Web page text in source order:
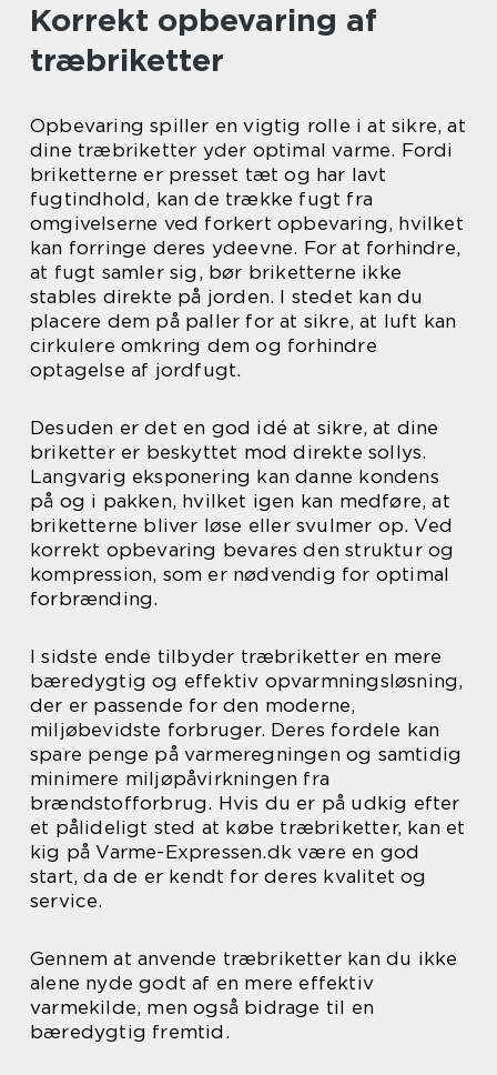
Korrekt opbevaring af
træbriketter
Opbevaring spiller en vigtig rolle i at sikre, at
dine træbriketter yder optimal varme. Fordi
briketterne er presset tæt og har lavt
fugtindhold, kan de trække fugt fra
omgivelserne ved forkert opbevaring, hvilket
kan forringe deres ydeevne. For at forhindre,
at fugt samler sig, bør briketterne ikke
stables direkte på jorden. I stedet kan du
placere dem på paller for at sikre, at luft kan
cirkulere omkring dem og forhindre
optagelse af jordfugt.
Desuden er det en god idé at sikre, at dine
briketter er beskyttet mod direkte sollys.
Langvarig eksponering kan danne kondens
på og i pakken, hvilket igen kan medføre, at
briketterne bliver løse eller svulmer op. Ved
korrekt opbevaring bevares den struktur og
kompression, som er nødvendig for optimal
forbrænding.
I sidste ende tilbyder træbriketter en mere
bæredygtig og effektiv opvarmningsløsning,
der er passende for den moderne,
miljøbevidste forbruger. Deres fordele kan
spare penge på varmeregningen og samtidig
minimere miljøpåvirkningen fra
brændstofforbrug. Hvis du er på udkig efter
et pålideligt sted at købe træbriketter, kan et
kig på Varme-Expressen.dk være en god
start, da de er kendt for deres kvalitet og
service.
Gennem at anvende træbriketter kan du ikke
alene nyde godt af en mere effektiv
varmekilde, men også bidrage til en
bæredygtig fremtid.